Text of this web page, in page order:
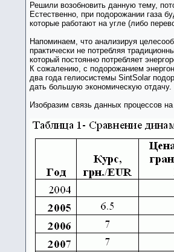
Решили возобновить данную тему,
Естественно, при подорожании газа
которые работают на угле (либо
Напоминаем, что анализируя
практически не потребляя
который постоянно потребляет
К сожалению, с подорожанием
два года гелиосистемы SintSolar
дать большую экономическую отдачу.
Изобразим связь данных процессов